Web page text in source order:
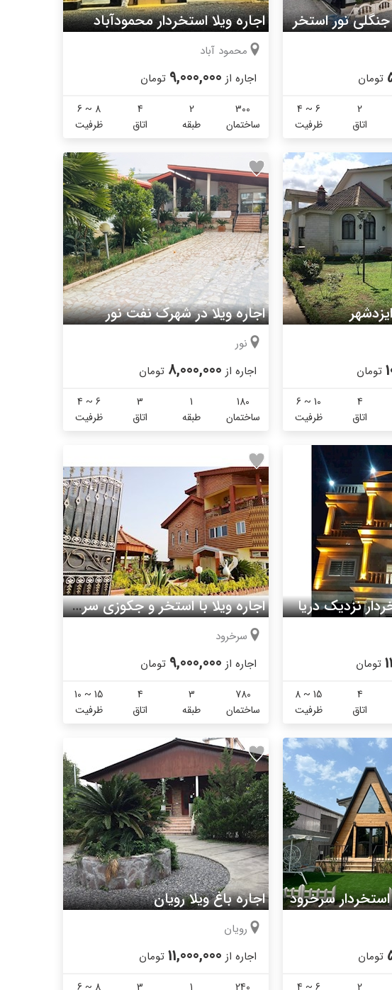
اجاره کلبه چوبی جنگلی نور استخردار
تومان
2
اتاق
4 ~ 6
ظرفیت
اجاره ویلا استخردار محمودآباد
محمود آباد
اجاره از 9,000,000 تومان
300
ساختمان
2
طبقه
4
اتاق
6 ~ 8
ظرفیت
تومان
4
اتاق
6 ~ 10
ظرفیت
اجاره ویلا در شهرک نفت نور
نور
اجاره از 8,000,000 تومان
180
ساختمان
1
طبقه
3
اتاق
4 ~ 6
ظرفیت
نزدیک دریا
تومان
4
اتاق
8 ~ 15
ظرفیت
اجاره ویلا با استخر و جکوزی سرخرود
سرخرود
اجاره از 9,000,000 تومان
780
ساختمان
3
طبقه
4
اتاق
10 ~ 15
ظرفیت
سرخرود
تومان
اجاره باغ ویلا رویان
رویان
اجاره از 11,000,000 تومان